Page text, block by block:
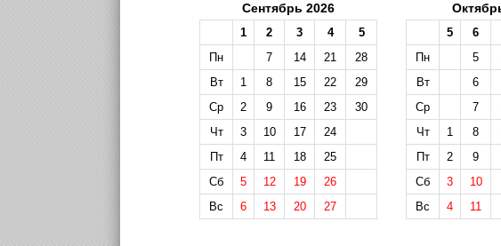
Сентябрь 2026
1 2 3 4
5
Пн
7 14 21
28
Вт
1 8 15 22
29
Ср
2 9 16 23
30
Чт
3 10 17
24
Пт
4 11 18
25
Сб
5 12 19
26
Вс
6 13 20 27
5 6
Пн
5
Вт
6
Ср
7
Чт
1 8
Пт
2 9
Сб
3 10
Вс
4 11